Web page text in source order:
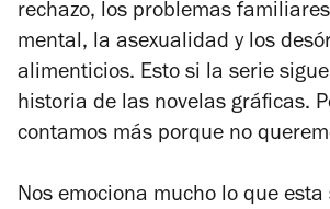
rechazo, los problemas
mental, la asexualidad y los
alimenticios. Esto si la serie
historia de las novelas gráficas.
contamos más porque no
Nos emociona mucho lo que esta